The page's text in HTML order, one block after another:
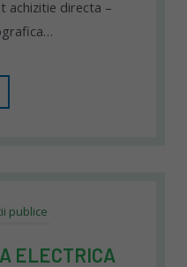
achizitie directa –
publice
ELECTRICA